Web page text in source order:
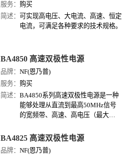
服务： 购买
简述：
可实现高电压、大电流、高速、恒定
电流，可满足各种要求的技术规格。
BA4850 高速双极性电源
品牌：NF(恩乃普)
服务： 购买
简述：BA4850系列高速双极性电源是一种
能够处理从直流到最高50MHz信号
的宽频带、高速、高电压（最大
性）电压电流的功率放大器。
BA4825 高速双极性电源
品牌：NF(恩乃普)